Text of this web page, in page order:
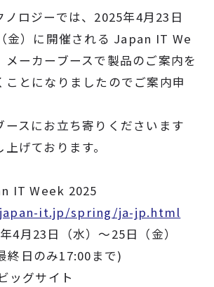
ー
ノロジーでは、2025年4月23日
金）に開催される Japan IT We
ーカーブースで製品のご案内を
ことになりましたのでご案内申
ースにお立ち寄りくださいます
げております。
IT Week 2025
it.jp/spring/ja-jp.html
4月23日（水）～25日（金）
終日のみ17:00まで)
ッグサイト